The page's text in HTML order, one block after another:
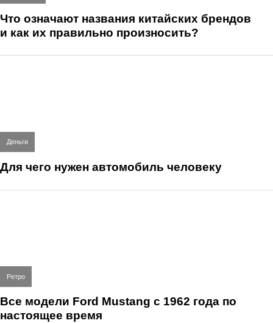
Что означают названия китайских брендов
и как их правильно произносить?
Деньги
Для чего нужен автомобиль человеку
Ретро
Все модели Ford Mustang с 1962 года по
настоящее время